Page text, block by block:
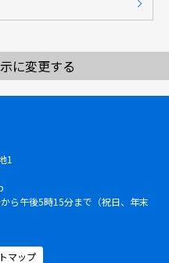
に変更する
1
ら午後5時15分まで（祝日、年末
マップ